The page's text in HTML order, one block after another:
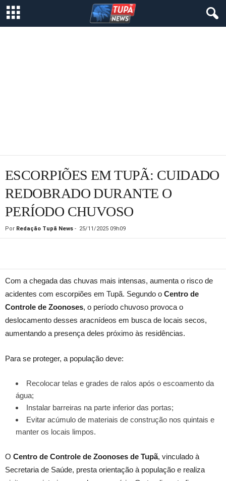
ESCORPIÕES EM TUPÃ: CUIDADO
REDOBRADO DURANTE O
PERÍODO CHUVOSO
Por Redação Tupã News - 25/11/2025 09h09
Com a chegada das chuvas mais intensas, aumenta o risco de
acidentes com escorpiões em Tupã. Segundo o Centro de
Controle de Zoonoses, o período chuvoso provoca o
deslocamento desses aracnídeos em busca de locais secos,
aumentando a presença deles próximo às residências.
Para se proteger, a população deve:
Recolocar telas e grades de ralos após o escoamento da
água;
Instalar barreiras na parte inferior das portas;
Evitar acúmulo de materiais de construção nos quintais e
manter os locais limpos.
O Centro de Controle de Zoonoses de Tupã, vinculado à
Secretaria de Saúde, presta orientação à população e realiza